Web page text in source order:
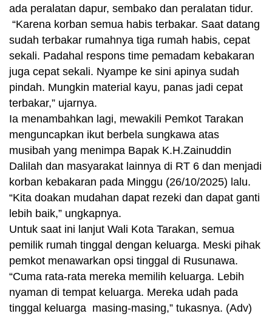
ada peralatan dapur, sembako dan peralatan tidur.
“Karena korban semua habis terbakar. Saat datang
sudah terbakar rumahnya tiga rumah habis, cepat
sekali. Padahal respons time pemadam kebakaran
juga cepat sekali. Nyampe ke sini apinya sudah
pindah. Mungkin material kayu, panas jadi cepat
terbakar,” ujarnya.
Ia menambahkan lagi, mewakili Pemkot Tarakan
menguncapkan ikut berbela sungkawa atas
musibah yang menimpa Bapak K.H.Zainuddin
Dalilah dan masyarakat lainnya di RT 6 dan menjadi
korban kebakaran pada Minggu (26/10/2025) lalu.
“Kita doakan mudahan dapat rezeki dan dapat ganti
lebih baik,” ungkapnya.
Untuk saat ini lanjut Wali Kota Tarakan, semua
pemilik rumah tinggal dengan keluarga. Meski pihak
pemkot menawarkan opsi tinggal di Rusunawa.
“Cuma rata-rata mereka memilih keluarga. Lebih
nyaman di tempat keluarga. Mereka udah pada
tinggal keluarga masing-masing,” tukasnya. (Adv)